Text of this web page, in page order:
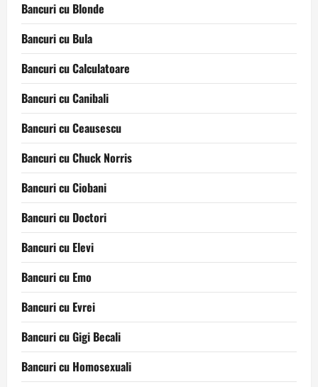
Bancuri cu Blonde
Bancuri cu Bula
Bancuri cu Calculatoare
Bancuri cu Canibali
Bancuri cu Ceausescu
Bancuri cu Chuck Norris
Bancuri cu Ciobani
Bancuri cu Doctori
Bancuri cu Elevi
Bancuri cu Emo
Bancuri cu Evrei
Bancuri cu Gigi Becali
Bancuri cu Homosexuali